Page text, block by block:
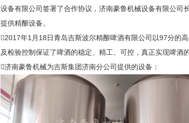
设备有限公司签署了合作协议，济南豪鲁机械设备有限公
提供精酿设备。
2017年1月18日青岛吉斯波尔精酿啤酒有限公司以97分的
及检验控制保证了啤酒的稳定、精工、可控，真正实现啤酒
济南豪鲁机械为吉斯集团济南分公司提供的设备：